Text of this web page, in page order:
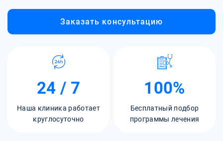
Заказать консультацию
24 / 7
Наша клиника работает
круглосуточно
100%
Бесплатный подбор
программы лечения